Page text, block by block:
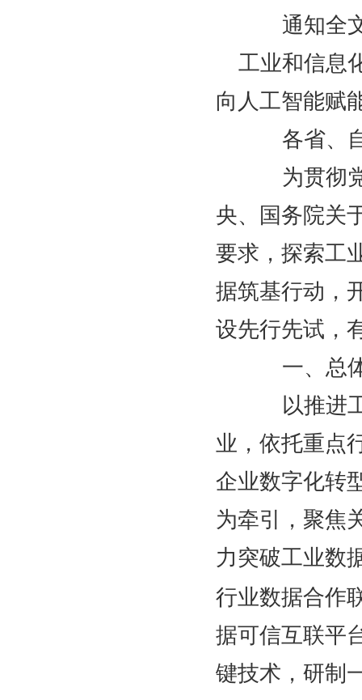
通知全文
工业和信息
向人工智能赋
各省、自
为贯彻党
央、国务院关
要求，探索工
据筑基行动，
设先行先试，
一、总
以推进工
业，依托重点
企业数字化转
为牵引，聚焦
力突破工业数
行业数据合作
据可信互联平
键技术，研制